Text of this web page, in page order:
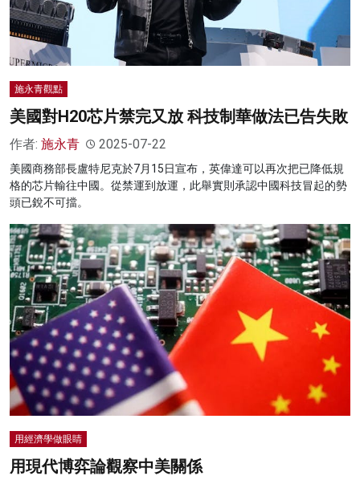
施永青觀點
美國對H20芯片禁完又放 科技制華做法已告失敗
作者: 施永青 2025-07-22
美國商務部長盧特尼克於7月15日宣布，英偉達可以再次把已降低規
格的芯片輸往中國。從禁運到放運，此舉實則承認中國科技冒起的勢
頭已銳不可擋。
用經濟學做眼睛
用現代博弈論觀察中美關係